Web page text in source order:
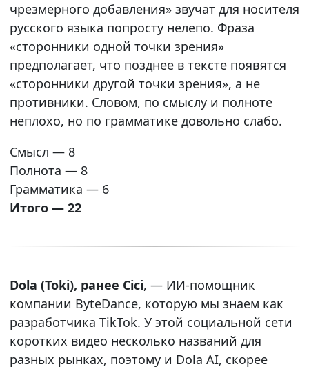
чрезмерного добавления» звучат для носителя
русского языка попросту нелепо. Фраза
«сторонники одной точки зрения»
предполагает, что позднее в тексте появятся
«сторонники другой точки зрения», а не
противники. Словом, по смыслу и полноте
неплохо, но по грамматике довольно слабо.
Смысл — 8
Полнота — 8
Грамматика — 6
Итого — 22
Dola (Toki), ранее Cici, — ИИ-помощник
компании ByteDance, которую мы знаем как
разработчика TikTok. У этой социальной сети
коротких видео несколько названий для
разных рынках, поэтому и Dola AI, скорее